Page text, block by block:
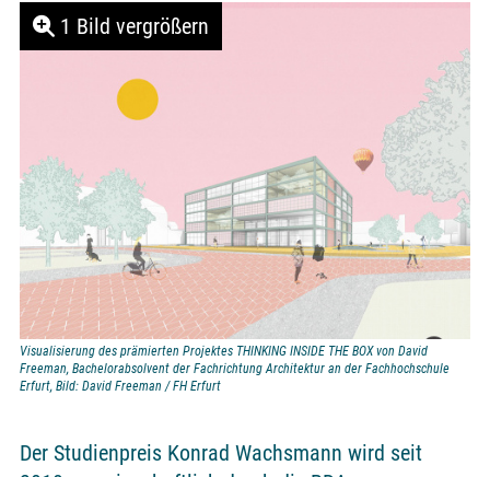
1 Bild vergrößern
Visualisierung des prämierten Projektes THINKING INSIDE THE BOX von David
Freeman, Bachelorabsolvent der Fachrichtung Architektur an der Fachhochschule
Erfurt, Bild: David Freeman / FH Erfurt
Der Studienpreis Konrad Wachsmann wird seit